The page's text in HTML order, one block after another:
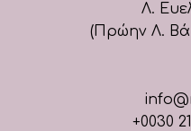
Λ.
(Πρώην Λ.
+0030